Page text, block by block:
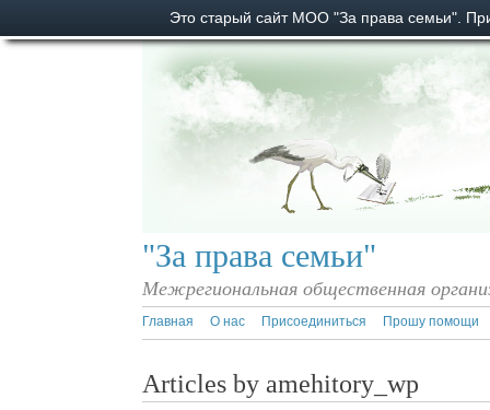
Это старый сайт МОО "За права семьи".
"За права семьи"
Межрегиональная общественная
Главная О нас Присоединиться Прошу помощи
Articles by amehitory_wp